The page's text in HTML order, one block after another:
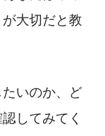
大切だと教
いのか、ど
してみてく